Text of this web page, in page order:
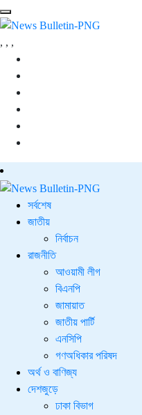
, , ,
সর্বশেষ
জাতীয়
নির্বাচন
রাজনীতি
আওয়ামী লীগ
বিএনপি
জামায়াত
জাতীয় পার্টি
এনসিপি
গণঅধিকার পরিষদ
অর্থ ও বাণিজ্য
দেশজুড়ে
ঢাকা বিভাগ